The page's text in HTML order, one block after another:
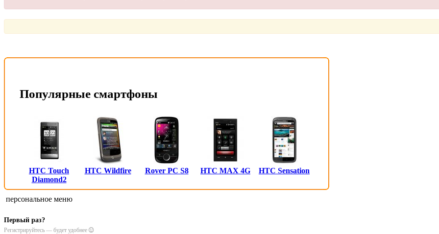
Популярные смартфоны
HTC Touch
Diamond2
HTC Wildfire Rover PC S8 HTC MAX 4G HTC Sensation
персональное меню
Первый раз?
Регистрируйтесь — будет удобнее